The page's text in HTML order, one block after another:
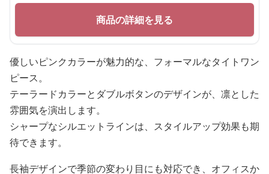
商品の詳細を見る
優しいピンクカラーが魅力的な、フォーマルなタイトワン
ピース。
テーラードカラーとダブルボタンのデザインが、凛とした
雰囲気を演出します。
シャープなシルエットラインは、スタイルアップ効果も期
待できます。
長袖デザインで季節の変わり目にも対応でき、オフィスか